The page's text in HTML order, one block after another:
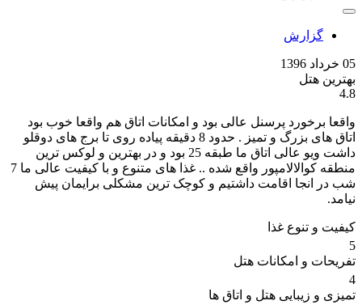
گزارش
05 خرداد 1396
بهترین هتل
4.8
واقعا برخورد پرسنل عالی بود و امکانات اتاق هم واقعا خوب بود
اتاق های بزرگ و تمیز . حدود 8 دقیقه پیاده روی تا برج های دوقلو
داشت ویو عالی اتاق ما طبقه 25 بود و در بهترین و لوکس ترین
منطقه کوالالامپور واقع شده .. غذا های متنوع و با کیفیت عالی ما 7
شب در انجا اقامت داشتیم و کوچک ترین مشکلی برایمان پیش
نیامد.
کیفیت و تنوع غذا
5
تفریحات و امکانات هتل
4
تمیزی و زیبایی هتل و اتاق ها